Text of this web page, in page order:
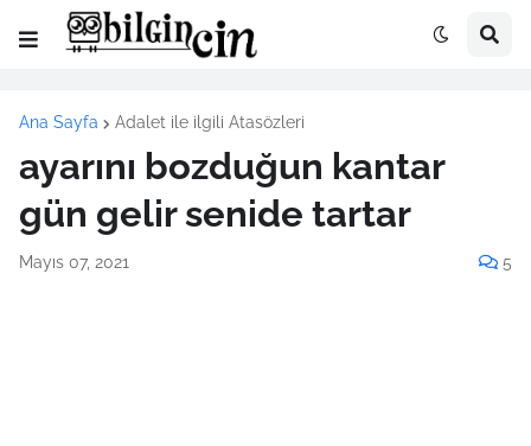
Ana Sayfa Adalet ile ilgili Atasözleri
ayarını bozduğun kantar
gün gelir senide tartar
Mayıs 07, 2021 5